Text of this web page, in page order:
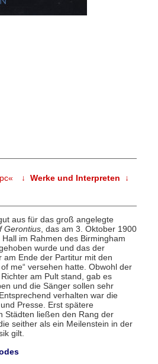
↓ Werke und Interpreten ↓
aus für das groß angelegte
Gerontius, das am 3. Oktober 1900
im Rahmen des Birmingham
wurde und das der
am Ende der Partitur mit den
me“ versehen hatte. Obwohl der
am Pult stand, gab es
und die Sänger sollen sehr
verhalten war die
Presse. Erst spätere
Städten ließen den Rang der
seither als ein Meilenstein in der
gilt.